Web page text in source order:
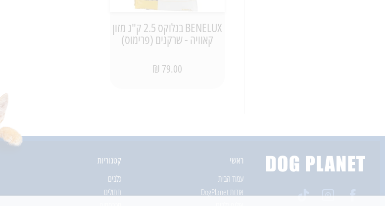
BENELUX בנלוקס 2.5 ק"ג מזון
קאוויה - שרקנים (פרימוס)
79.00 ₪
ראשי
עמוד הבית
אודות DogPlanet
קטגוריות
כלבים
חתולים